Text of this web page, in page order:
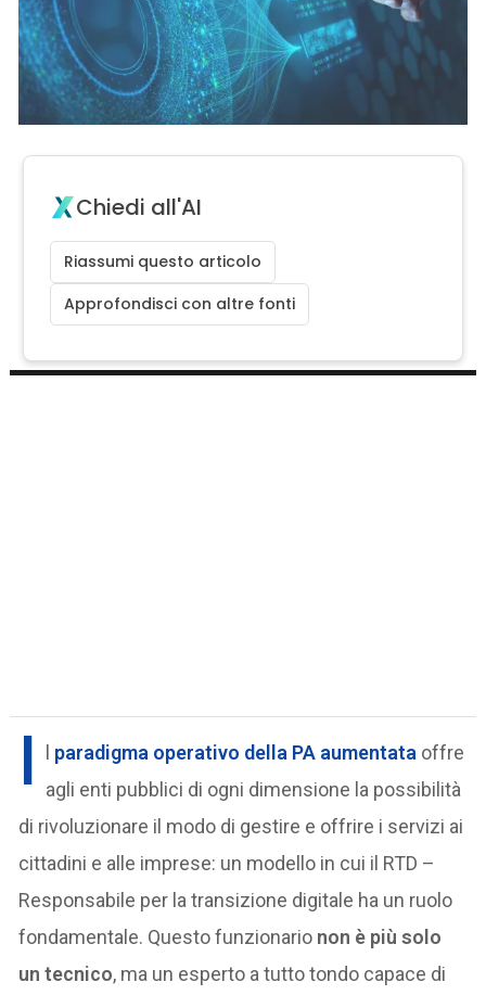
Chiedi all'AI
Riassumi questo articolo
Approfondisci con altre fonti
I l paradigma operativo della PA aumentata offre
agli enti pubblici di ogni dimensione la possibilità
di rivoluzionare il modo di gestire e offrire i servizi ai
cittadini e alle imprese: un modello in cui il RTD –
Responsabile per la transizione digitale ha un ruolo
fondamentale. Questo funzionario non è più solo
un tecnico, ma un esperto a tutto tondo capace di